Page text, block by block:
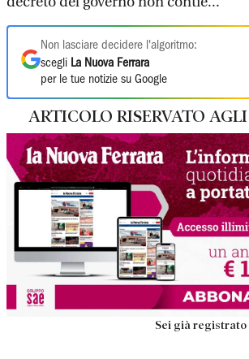
Non lasciare decidere l'algoritmo:
scegli La Nuova Ferrara
per le tue notizie su Google
ARTICOLO RISERVATO
Sei già registrato